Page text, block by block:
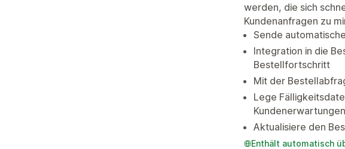
werden, die sich
Kundenanfragen zu
Sende
Integration in die
Bestellfortschritt
Mit der
Lege
Aktualisiere den
Enthält automatisch